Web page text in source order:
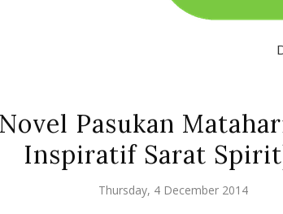
Pasukan
Inspiratif Sarat
Thursday, 4 December 2014